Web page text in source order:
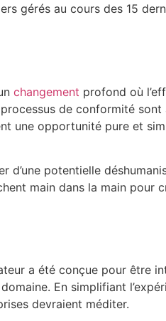
gérés au cours des 15
changement profond où
de conformité sont
une opportunité pure et
d’une potentielle
main dans la main pour
a été conçue pour être
En simplifiant
devraient méditer.